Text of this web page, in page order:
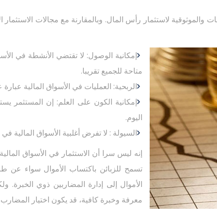
والموثوقية لاستثمار رأس المال. وبالمقارنة مع مجالات الاستثمار
إمكانية الوصول: لا تقتضي الأنشطة في
متاحة للجميع تقريبا.
الربحية: العمليات في الأسواق المالية
اليوم.
السيولة : لا تفرض أغلبية الأسواق المالية
إنه ليس سرا أن الاستثمار في الأسواق
تسمح للزبائن باكتساب الأموال سواء عن
الأموال إلى إدارة المضاربين ذوي الخبرة.
معرفة وخبرة كافية، قد يكون اختيار